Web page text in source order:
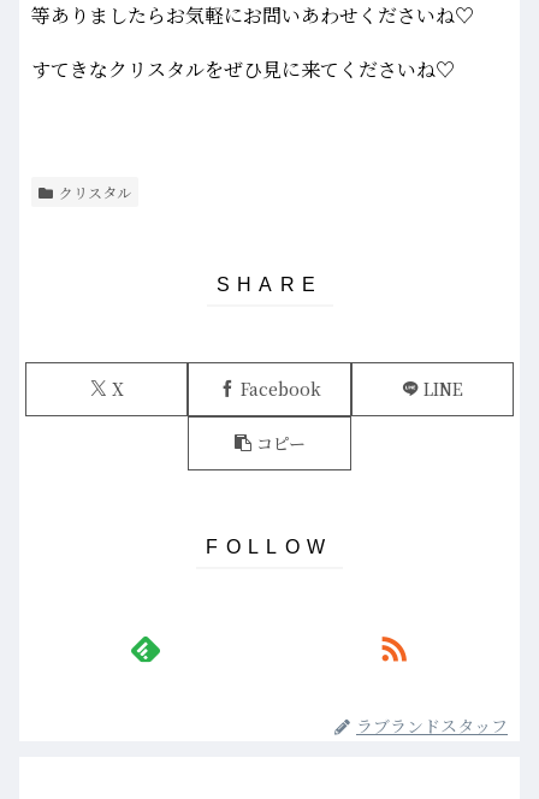
等ありましたらお気軽にお問いあわせくださいね♡
すてきなクリスタルをぜひ見に来てくださいね♡
クリスタル
X Facebook LINE
コピー
ラブランドスタッフ